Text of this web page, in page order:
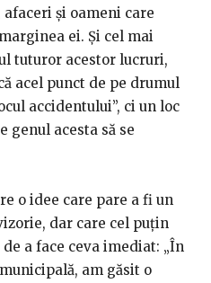
afaceri și oameni care
ei. Și cel mai
tuturor acestor lucruri,
acel punct de pe drumul
accidentului”, ci un loc
genul acesta să se
o idee care pare a fi un
dar care cel puțin
a face ceva imediat: „În
am găsit o